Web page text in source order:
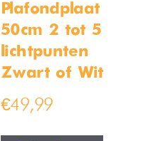
Plafondplaat
50cm 2 tot 5
lichtpunten –
Zwart of Wit
€49,99